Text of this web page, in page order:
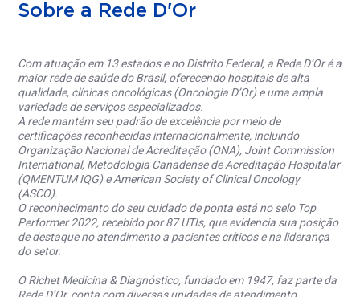
Sobre a Rede D'Or
Com atuação em 13 estados e no Distrito Federal, a Rede D’Or é a
maior rede de saúde do Brasil, oferecendo hospitais de alta
qualidade, clínicas oncológicas (Oncologia D’Or) e uma ampla
variedade de serviços especializados.
A rede mantém seu padrão de excelência por meio de
certificações reconhecidas internacionalmente, incluindo
Organização Nacional de Acreditação (ONA), Joint Commission
International, Metodologia Canadense de Acreditação Hospitalar
(QMENTUM IQG) e American Society of Clinical Oncology
(ASCO).
O reconhecimento do seu cuidado de ponta está no selo Top
Performer 2022, recebido por 87 UTIs, que evidencia sua posição
de destaque no atendimento a pacientes críticos e na liderança
do setor.
O Richet Medicina & Diagnóstico, fundado em 1947, faz parte da